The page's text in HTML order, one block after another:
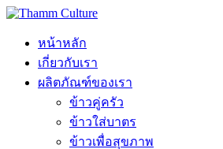
หน้าหลัก
เกี่ยวกับเรา
ผลิตภัณฑ์ของเรา
ข้าวคู่ครัว
ข้าวใส่บาตร
ข้าวเพื่อสุขภาพ